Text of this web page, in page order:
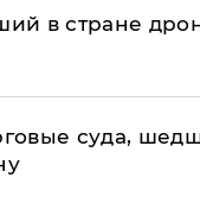
в стране
суда,